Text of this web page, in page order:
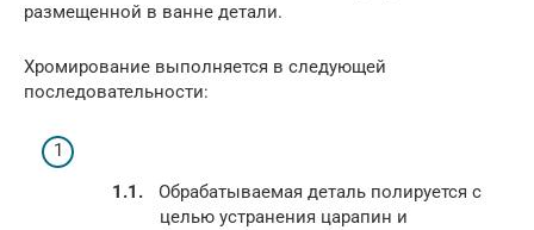
размещенной в ванне детали.
Хромирование выполняется в следующей
последовательности:
Обрабатываемая деталь полируется с
целью устранения царапин и